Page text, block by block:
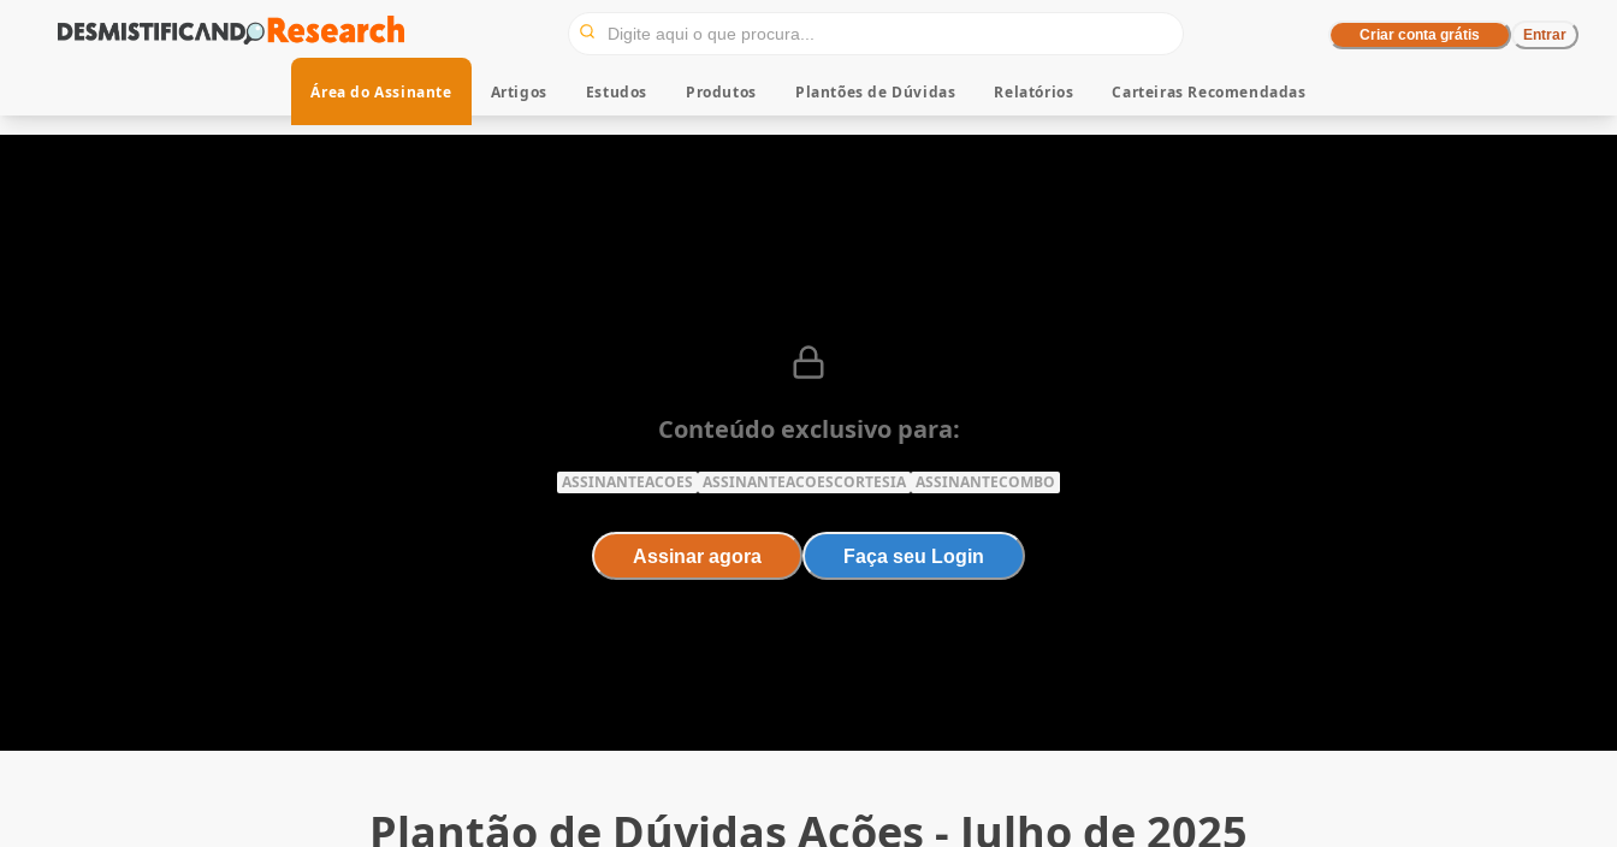
Criar conta grátis Entrar
Área do Assinante Artigos Estudos Produtos Plantões de Dúvidas Relatórios Carteiras Recomendadas
Conteúdo exclusivo para:
ASSINANTEACOES ASSINANTEACOESCORTESIA ASSINANTECOMBO
Assinar agora Faça seu Login
Plantão de Dúvidas Ações - Julho de 2025